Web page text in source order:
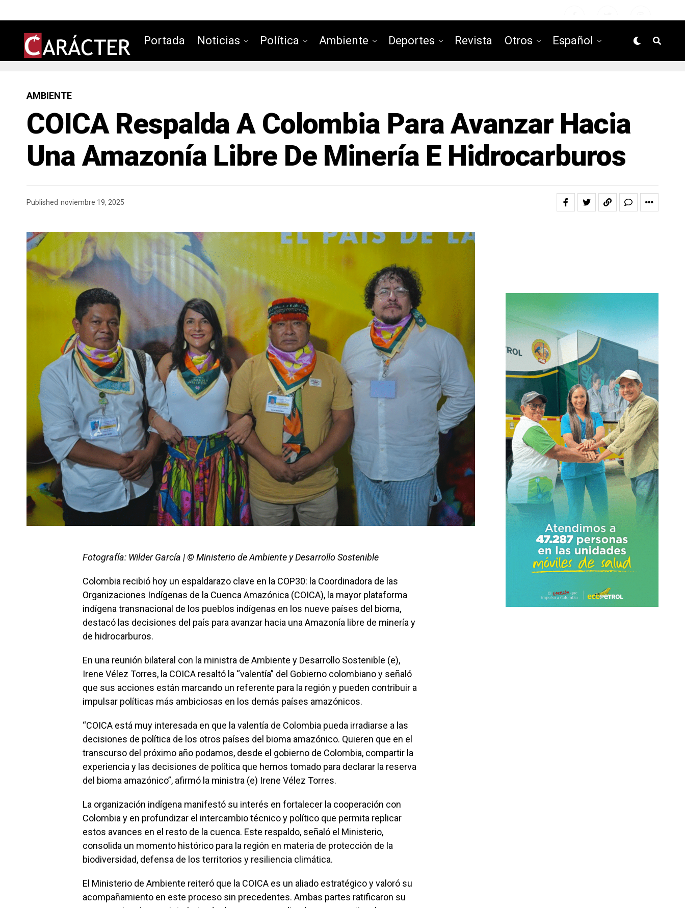
Portada Noticias Política Ambiente Deportes Revista Otros Español
AMBIENTE
COICA Respalda A Colombia Para Avanzar Hacia
Una Amazonía Libre De Minería E Hidrocarburos
Published noviembre 19, 2025
Fotografía: Wilder García | © Ministerio de Ambiente y Desarrollo Sostenible
Colombia recibió hoy un espaldarazo clave en la COP30: la Coordinadora de las
Organizaciones Indígenas de la Cuenca Amazónica (COICA), la mayor plataforma
indígena transnacional de los pueblos indígenas en los nueve países del bioma,
destacó las decisiones del país para avanzar hacia una Amazonía libre de minería y
de hidrocarburos.
En una reunión bilateral con la ministra de Ambiente y Desarrollo Sostenible (e),
Irene Vélez Torres, la COICA resaltó la “valentía” del Gobierno colombiano y señaló
que sus acciones están marcando un referente para la región y pueden contribuir a
impulsar políticas más ambiciosas en los demás países amazónicos.
“COICA está muy interesada en que la valentía de Colombia pueda irradiarse a las
decisiones de política de los otros países del bioma amazónico. Quieren que en el
transcurso del próximo año podamos, desde el gobierno de Colombia, compartir la
experiencia y las decisiones de política que hemos tomado para declarar la reserva
del bioma amazónico”, afirmó la ministra (e) Irene Vélez Torres.
La organización indígena manifestó su interés en fortalecer la cooperación con
Colombia y en profundizar el intercambio técnico y político que permita replicar
estos avances en el resto de la cuenca. Este respaldo, señaló el Ministerio,
consolida un momento histórico para la región en materia de protección de la
biodiversidad, defensa de los territorios y resiliencia climática.
El Ministerio de Ambiente reiteró que la COICA es un aliado estratégico y valoró su
acompañamiento en este proceso sin precedentes. Ambas partes ratificaron su